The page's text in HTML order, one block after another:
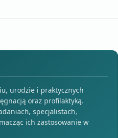
urodzie i praktycznych
oraz profilaktyką.
specjalistach,
ich zastosowanie w